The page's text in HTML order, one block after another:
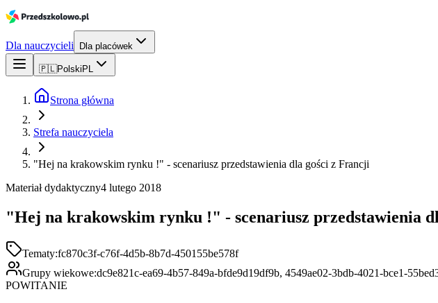
Dla nauczycieli Dla placówek
🇵🇱Polski PL
Strona główna
Strefa nauczyciela
"Hej na krakowskim rynku !" - scenariusz przedstawienia dla gości z Francji
Materiał dydaktyczny4 lutego 2018
"Hej na krakowskim rynku !" - scenariusz przedstawienia
Tematy:fc870c3f-c76f-4d5b-8b7d-450155be578f
Grupy wiekowe:dc9e821c-ea69-4b57-849a-bfde9d19df9b, 4549ae02-3bdb-4021-bce1-
POWITANIE